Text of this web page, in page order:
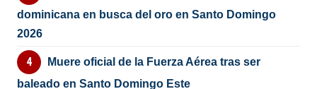
dominicana en busca del oro en Santo Domingo
2026
Muere oficial de la Fuerza Aérea tras ser
baleado en Santo Domingo Este